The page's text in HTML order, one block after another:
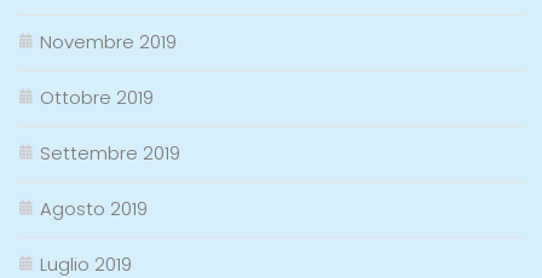
Novembre 2019
Ottobre 2019
Settembre 2019
Agosto 2019
Luglio 2019